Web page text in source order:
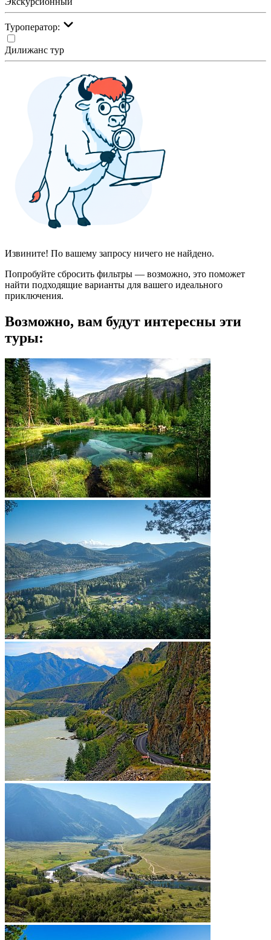
Туроператор:
Дилижанс тур
Извините! По вашему запросу ничего не найдено.
Попробуйте сбросить фильтры — возможно, это поможет
найти подходящие варианты для вашего идеального
приключения.
Возможно, вам будут интересны эти
туры: